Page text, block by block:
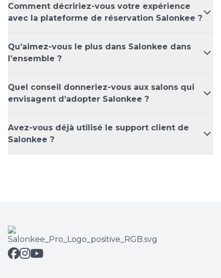
Comment décririez-vous votre expérience
avec la plateforme de réservation Salonkee ?
Qu’aimez-vous le plus dans Salonkee dans
l’ensemble ?
Quel conseil donneriez-vous aux salons qui
envisagent d’adopter Salonkee ?
Avez-vous déjà utilisé le support client de
Salonkee ?